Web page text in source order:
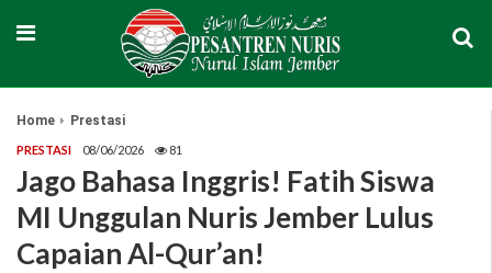
Home Prestasi
PRESTASI 08/06/2026 81
Jago Bahasa Inggris! Fatih Siswa
MI Unggulan Nuris Jember Lulus
Capaian Al-Qur’an!